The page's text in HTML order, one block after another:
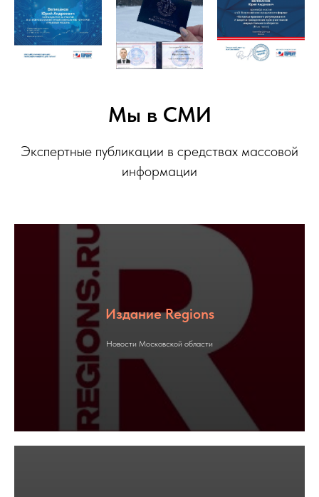
Мы в СМИ
Экспертные публикации в средствах массовой
информации
Издание Regions
Новости Московской области